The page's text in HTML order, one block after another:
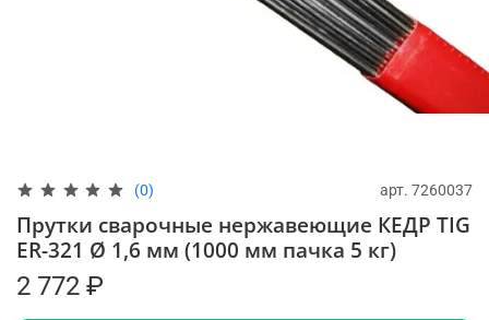
(0) арт. 7260037
Прутки сварочные нержавеющие КЕДР TIG
ER-321 Ø 1,6 мм (1000 мм пачка 5 кг)
2 772 ₽